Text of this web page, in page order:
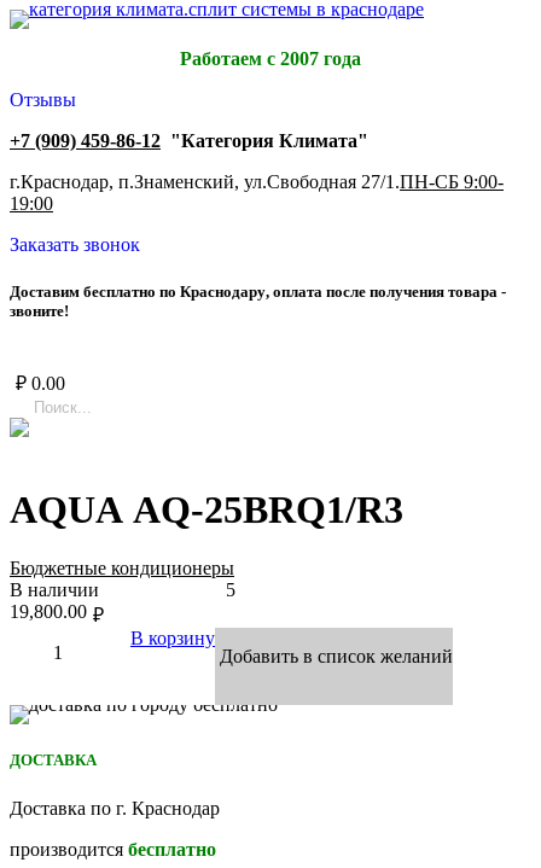
Работаем с 2007 года
Отзывы
+7 (909) 459-86-12 "Категория Климата"
г.Краснодар, п.Знаменский, ул.Свободная 27/1.ПН-СБ 9:00-
19:00
Заказать звонок
Доставим бесплатно по Краснодару, оплата после получения товара -
звоните!
₽ 0.00
AQUA AQ-25BRQ1/R3
Бюджетные кондиционеры
В наличии
5
₽
19,800.00
В корзину
Добавить в список желаний
ДОСТАВКА
Доставка по г. Краснодар
производится бесплатно